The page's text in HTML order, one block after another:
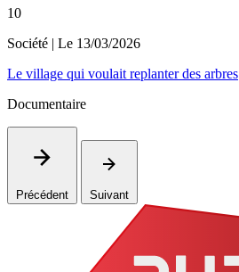
10
Société | Le 13/03/2026
Le village qui voulait replanter des arbres
Documentaire
Précédent Suivant